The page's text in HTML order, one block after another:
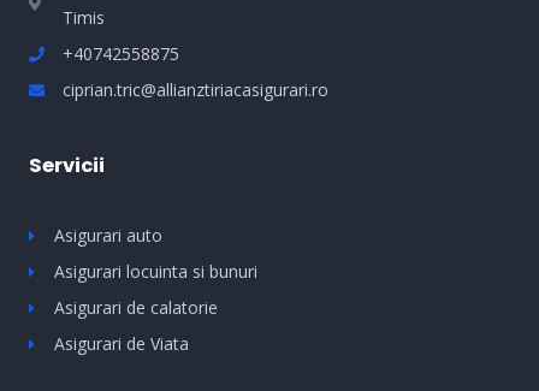
Timis
+40742558875
ciprian.tric@allianztiriacasigurari.ro
Servicii
Asigurari auto
Asigurari locuinta si bunuri
Asigurari de calatorie
Asigurari de Viata